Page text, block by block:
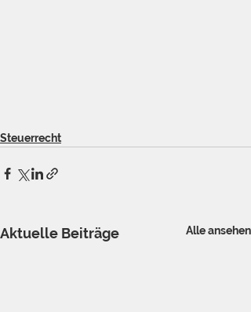
Steuerrecht
Aktuelle Beiträge Alle ansehen